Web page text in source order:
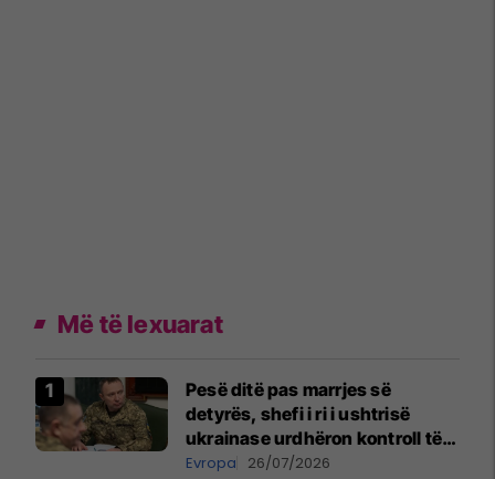
Më të lexuarat
Pesë ditë pas marrjes së
detyrës, shefi i ri i ushtrisë
ukrainase urdhëron kontroll të
madh
Evropa 26/07/2026